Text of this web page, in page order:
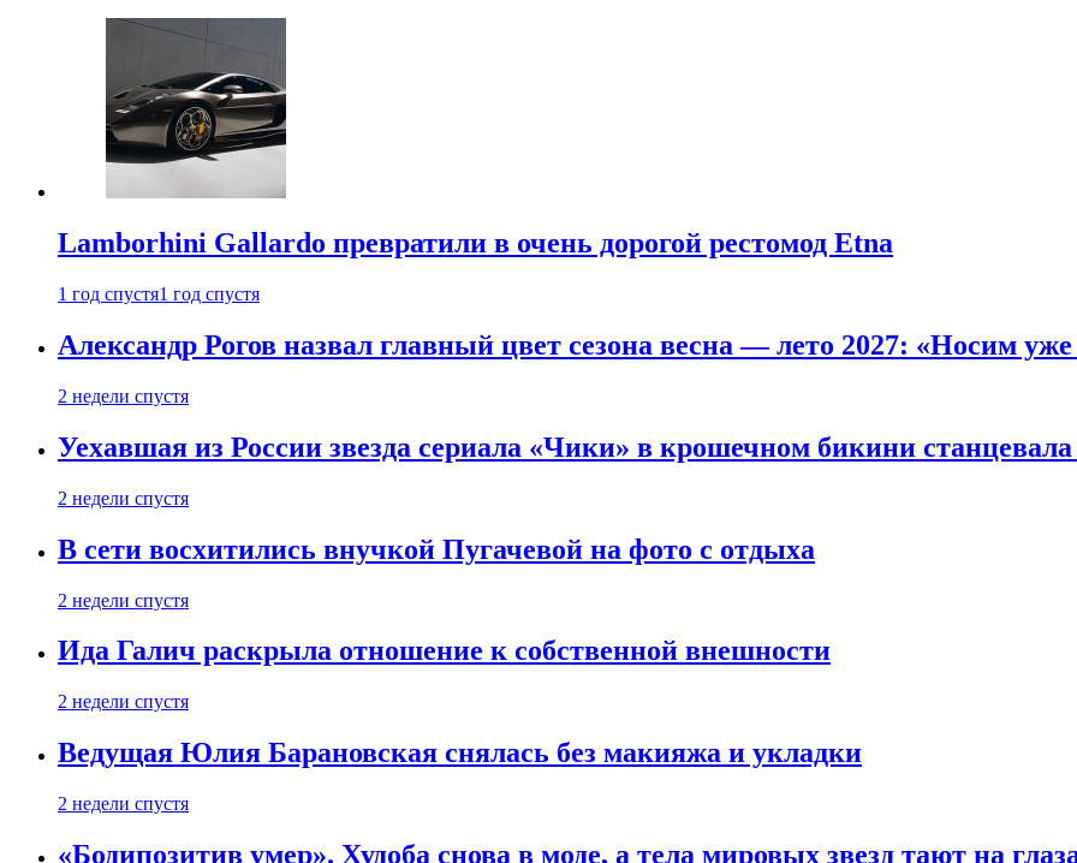
Lamborhini Gallardo превратили в очень дорогой рестомод Etna
1 год спустя1 год спустя
Александр Рогов назвал главный цвет сезона весна — лето 2027: «Носим уже
2 недели спустя
Уехавшая из России звезда сериала «Чики» в крошечном бикини станцевала
2 недели спустя
В сети восхитились внучкой Пугачевой на фото с отдыха
2 недели спустя
Ида Галич раскрыла отношение к собственной внешности
2 недели спустя
Ведущая Юлия Барановская снялась без макияжа и укладки
2 недели спустя
«Бодипозитив умер». Худоба снова в моде, а тела мировых звезд тают на